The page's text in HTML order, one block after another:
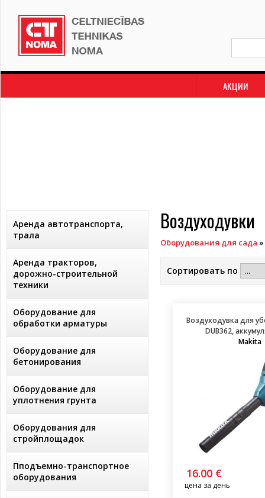
АКЦИИ
Аренда автотранспорта,
трала
Аренда тракторов,
дорожно-строительной
техники
Оборудование для
обработки арматуры
Оборудование для
бетонирования
Оборудование для
уплотнения грунта
Оборудования для
стройплощадок
Пподъемно-транспортное
оборудования
Воздуходувки
Оборудования для сада »
Сортировать по
Воздуходувка для
DUB362,
Makita
16.00 €
цена за день